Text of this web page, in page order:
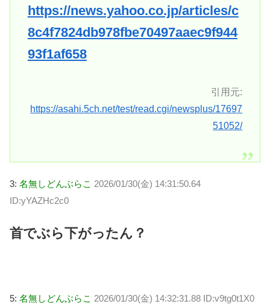
https://news.yahoo.co.jp/articles/c
8c4f7824db978fbe70497aaec9f944
93f1af658
引用元:
https://asahi.5ch.net/test/read.cgi/newsplus/17697
51052/
3: 名無しどんぶらこ 2026/01/30(金) 14:31:50.64
ID:yYAZHc2c0
首でぶら下がったん？
5: 名無しどんぶらこ 2026/01/30(金) 14:32:31.88 ID:v9tg0t1X0